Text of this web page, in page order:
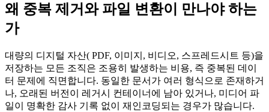
왜 중복 제거와 파일 변환이 만나야 하는
가
대량의 디지털 자산( PDF, 이미지, 비디오, 스프레드시트 등)을
저장하는 모든 조직은 조용히 발생하는 비용, 즉 중복된 데이
터 문제에 직면합니다. 동일한 문서가 여러 형식으로 존재하거
나, 오래된 버전이 레거시 컨테이너에 남아 있거나, 미디어 파
일이 명확한 감사 기록 없이 재인코딩되는 경우가 많습니다.